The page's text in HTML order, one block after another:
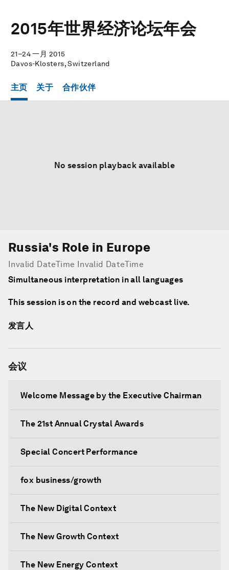
2015年世界经济论坛年会
21–24 一月 2015
Davos-Klosters, Switzerland
主页 关于 合作伙伴
No session playback available
Russia's Role in Europe
Invalid DateTime Invalid DateTime
Simultaneous interpretation in all languages
This session is on the record and webcast live.
发言人
会议
Welcome Message by the Executive Chairman
The 21st Annual Crystal Awards
Special Concert Performance
fox business/growth
The New Digital Context
The New Growth Context
The New Energy Context